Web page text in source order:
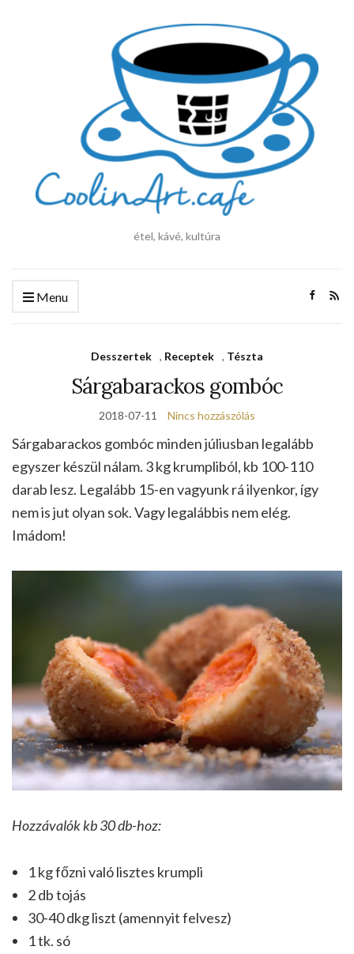
étel, kávé, kultúra
Menu
Desszertek , Receptek , Tészta
Sárgabarackos gombóc
2018-07-11 Nincs hozzászólás
Sárgabarackos gombóc minden júliusban legalább
egyszer készül nálam. 3 kg krumpliból, kb 100-110
darab lesz. Legalább 15-en vagyunk rá ilyenkor, így
nem is jut olyan sok. Vagy legalábbis nem elég.
Imádom!
Hozzávalók kb 30 db-hoz:
1 kg főzni való lisztes krumpli
2 db tojás
30-40 dkg liszt (amennyit felvesz)
1 tk. só